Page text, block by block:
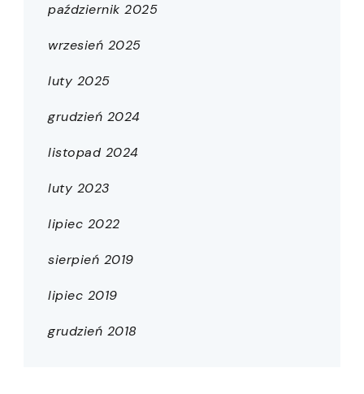
październik 2025
wrzesień 2025
luty 2025
grudzień 2024
listopad 2024
luty 2023
lipiec 2022
sierpień 2019
lipiec 2019
grudzień 2018